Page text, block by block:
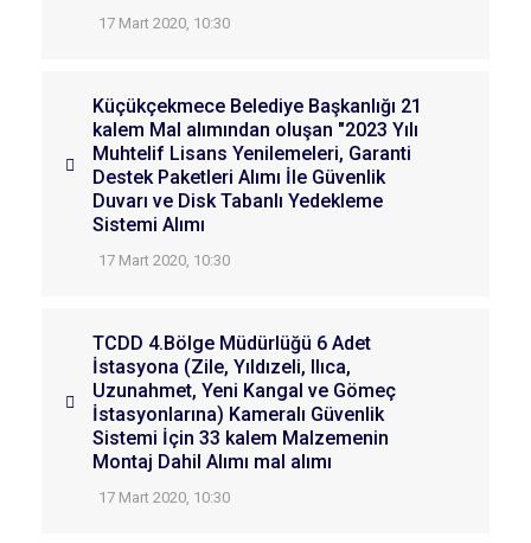
17 Mart 2020, 10:30
Küçükçekmece Belediye Başkanlığı 21
kalem Mal alımından oluşan "2023 Yılı
Muhtelif Lisans Yenilemeleri, Garanti
Destek Paketleri Alımı İle Güvenlik
Duvarı ve Disk Tabanlı Yedekleme
Sistemi Alımı
17 Mart 2020, 10:30
TCDD 4.Bölge Müdürlüğü 6 Adet
İstasyona (Zile, Yıldızeli, Ilıca,
Uzunahmet, Yeni Kangal ve Gömeç
İstasyonlarına) Kameralı Güvenlik
Sistemi İçin 33 kalem Malzemenin
Montaj Dahil Alımı mal alımı
17 Mart 2020, 10:30